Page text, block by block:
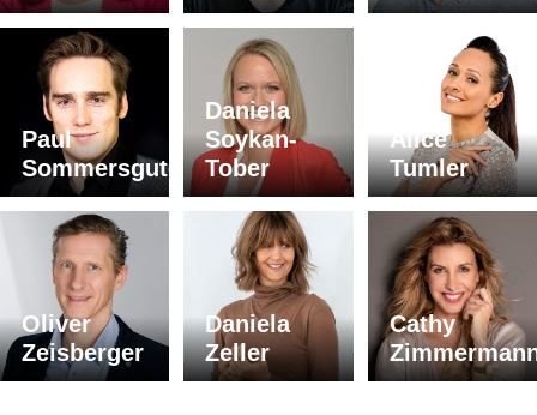
Paul
Sommersguter
Daniela
Soykan-
Tober
Alice
Tumler
Oliver
Zeisberger
Daniela
Zeller
Cathy